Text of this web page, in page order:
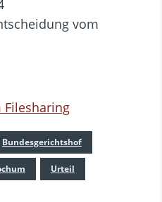
vom
Bundesgerichtshof
Urteil